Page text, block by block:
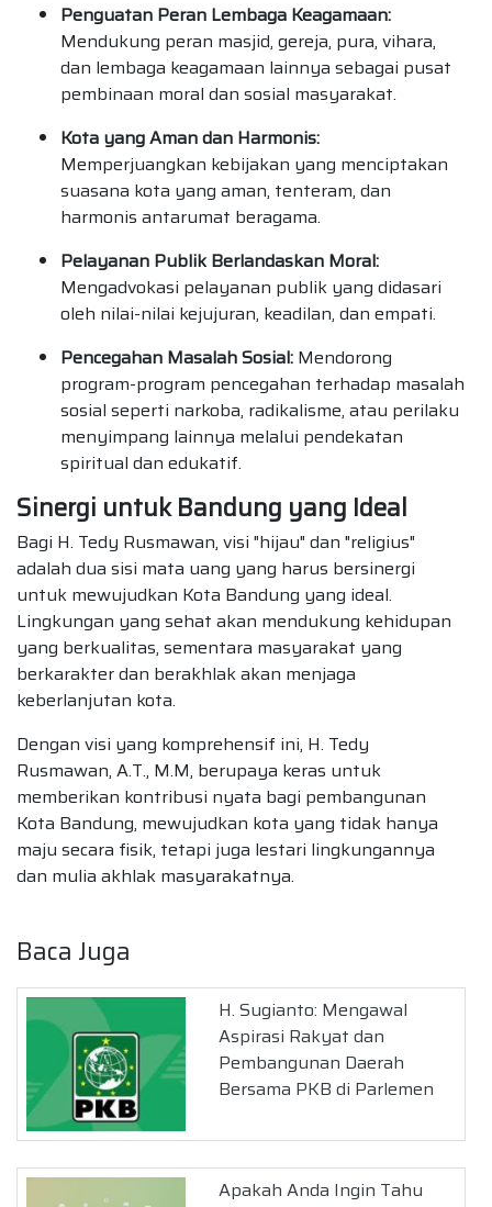
Penguatan Peran Lembaga Keagamaan:
Mendukung peran masjid, gereja, pura, vihara,
dan lembaga keagamaan lainnya sebagai pusat
pembinaan moral dan sosial masyarakat.
Kota yang Aman dan Harmonis:
Memperjuangkan kebijakan yang menciptakan
suasana kota yang aman, tenteram, dan
harmonis antarumat beragama.
Pelayanan Publik Berlandaskan Moral:
Mengadvokasi pelayanan publik yang didasari
oleh nilai-nilai kejujuran, keadilan, dan empati.
Pencegahan Masalah Sosial: Mendorong
program-program pencegahan terhadap masalah
sosial seperti narkoba, radikalisme, atau perilaku
menyimpang lainnya melalui pendekatan
spiritual dan edukatif.
Sinergi untuk Bandung yang Ideal
Bagi H. Tedy Rusmawan, visi "hijau" dan "religius"
adalah dua sisi mata uang yang harus bersinergi
untuk mewujudkan Kota Bandung yang ideal.
Lingkungan yang sehat akan mendukung kehidupan
yang berkualitas, sementara masyarakat yang
berkarakter dan berakhlak akan menjaga
keberlanjutan kota.
Dengan visi yang komprehensif ini, H. Tedy
Rusmawan, A.T., M.M, berupaya keras untuk
memberikan kontribusi nyata bagi pembangunan
Kota Bandung, mewujudkan kota yang tidak hanya
maju secara fisik, tetapi juga lestari lingkungannya
dan mulia akhlak masyarakatnya.
Baca Juga
H. Sugianto: Mengawal
Aspirasi Rakyat dan
Pembangunan Daerah
Bersama PKB di Parlemen
Apakah Anda Ingin Tahu